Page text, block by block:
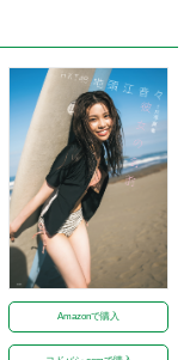
Amazonで購入